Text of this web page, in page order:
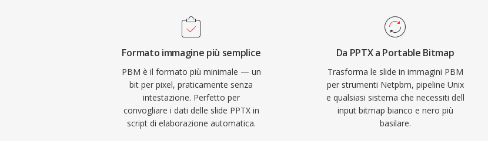
Formato immagine più semplice
PBM è il formato più minimale — un
bit per pixel, praticamente senza
intestazione. Perfetto per
convogliare i dati delle slide PPTX in
script di elaborazione automatica.
Da PPTX a Portable Bitmap
Trasforma le slide in immagini PBM
per strumenti Netpbm, pipeline Unix
e qualsiasi sistema che necessiti dell
input bitmap bianco e nero più
basilare.